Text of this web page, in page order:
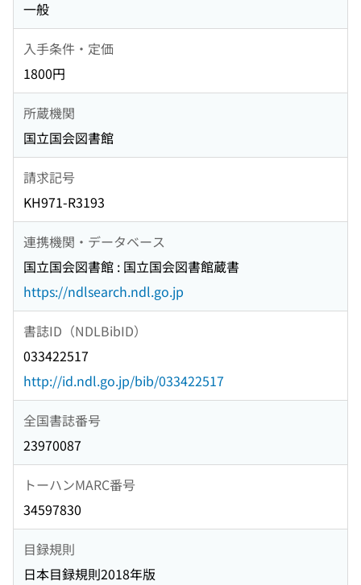
一般
入手条件・定価
1800円
所蔵機関
国立国会図書館
請求記号
KH971-R3193
連携機関・データベース
国立国会図書館 : 国立国会図書館蔵書
https://ndlsearch.ndl.go.jp
書誌ID（NDLBibID）
033422517
http://id.ndl.go.jp/bib/033422517
全国書誌番号
23970087
トーハンMARC番号
34597830
目録規則
日本目録規則2018年版